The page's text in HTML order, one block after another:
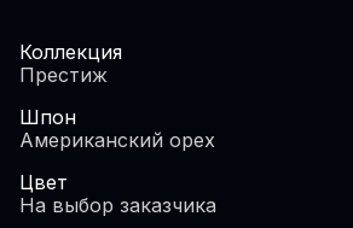
Коллекция
Престиж
Шпон
Американский орех
Цвет
На выбор заказчика